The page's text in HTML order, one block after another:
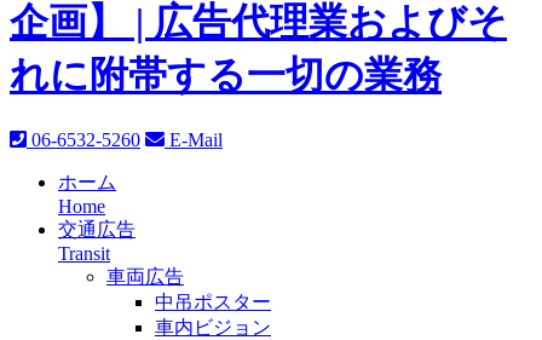
06-6532-5260 E-Mail
ホーム
Home
交通広告
Transit
車両広告
中吊ポスター
車内ビジョン